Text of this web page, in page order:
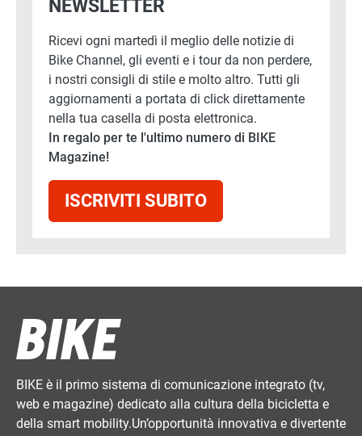
NEWSLETTER
Ricevi ogni martedì il meglio delle notizie di
Bike Channel, gli eventi e i tour da non perdere,
i nostri consigli di stile e molto altro. Tutti gli
aggiornamenti a portata di click direttamente
nella tua casella di posta elettronica.
In regalo per te l'ultimo numero di BIKE
Magazine!
ISCRIVITI SUBITO
BIKE è il primo sistema di comunicazione integrato (tv,
web e magazine) dedicato alla cultura della bicicletta e
della smart mobility.Un’opportunità innovativa e divertente